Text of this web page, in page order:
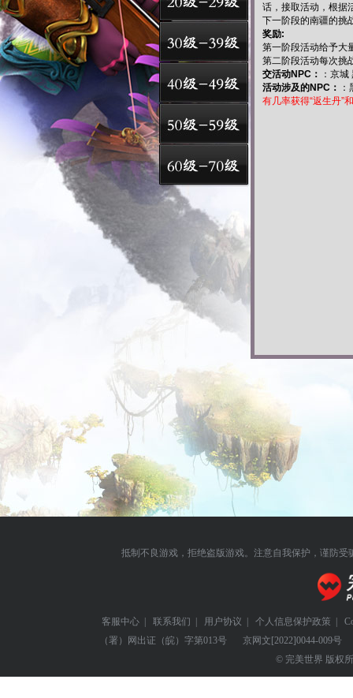
话，接取活动，根据
下一阶段的南疆的挑
奖励:
第一阶段活动给予大
第二阶段活动每次挑
交活动NPC：
：京
活动涉及的NPC：
有几率获得“返生丹”
抵制不良游戏，拒绝盗版游戏。注意自我保护，谨防受
客服中心 | 联系我们 | 用户协议 | 个人信息保护政策 |
（署）网出证（皖）字第013号
京网文[2022]0044-009号
© 完美世界 版权所